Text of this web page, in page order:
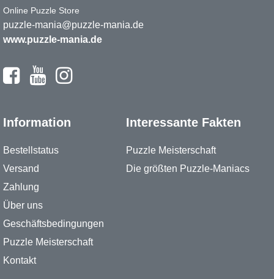
Online Puzzle Store
puzzle-mania@puzzle-mania.de
www.puzzle-mania.de
Information
Bestellstatus
Versand
Zahlung
Über uns
Geschäftsbedingungen
Puzzle Meisterschaft
Kontakt
Interessante Fakten
Puzzle Meisterschaft
Die größten Puzzle-Maniacs